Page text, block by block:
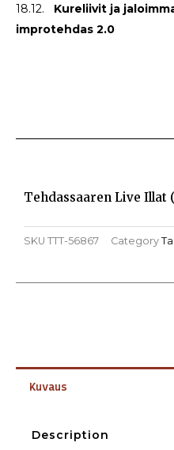
18.12.
Kureliivit ja
improtehdas 2.0
Tehdassaaren Live Illat
SKU TTT-56867 Category
Kuvaus
Description